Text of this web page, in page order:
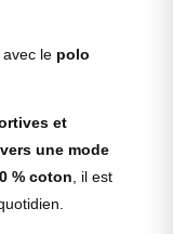
avec le polo
et
une mode
% coton , il est